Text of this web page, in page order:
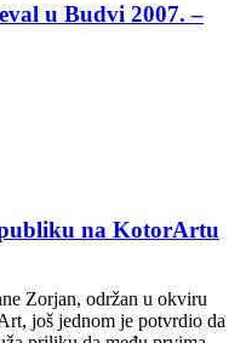
u Budvi 2007. –
na KotorArtu
Zorjan, održan u okviru
još jednom je potvrdio da